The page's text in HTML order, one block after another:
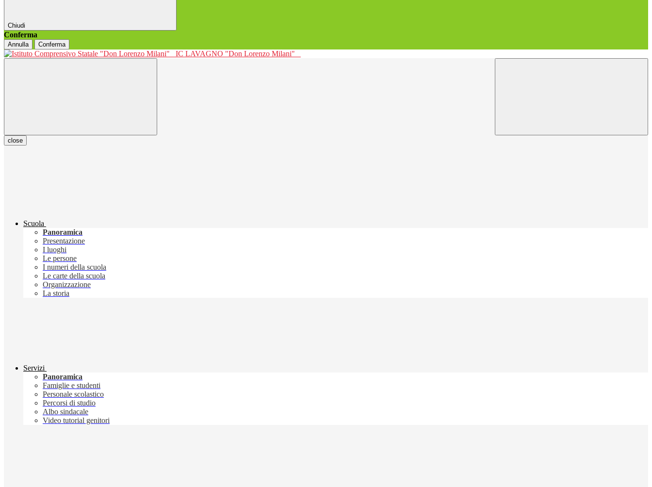
Chiudi
Conferma
Annulla Conferma
IC LAVAGNO "Don Lorenzo Milani"
close
Scuola
Panoramica
Presentazione
I luoghi
Le persone
I numeri della scuola
Le carte della scuola
Organizzazione
La storia
Servizi
Panoramica
Famiglie e studenti
Personale scolastico
Percorsi di studio
Albo sindacale
Video tutorial genitori